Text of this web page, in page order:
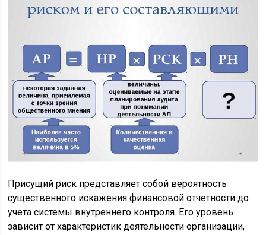
Присущий риск представляет собой вероятность
существенного искажения финансовой отчетности до
учета системы внутреннего контроля. Его уровень
зависит от характеристик деятельности организации,